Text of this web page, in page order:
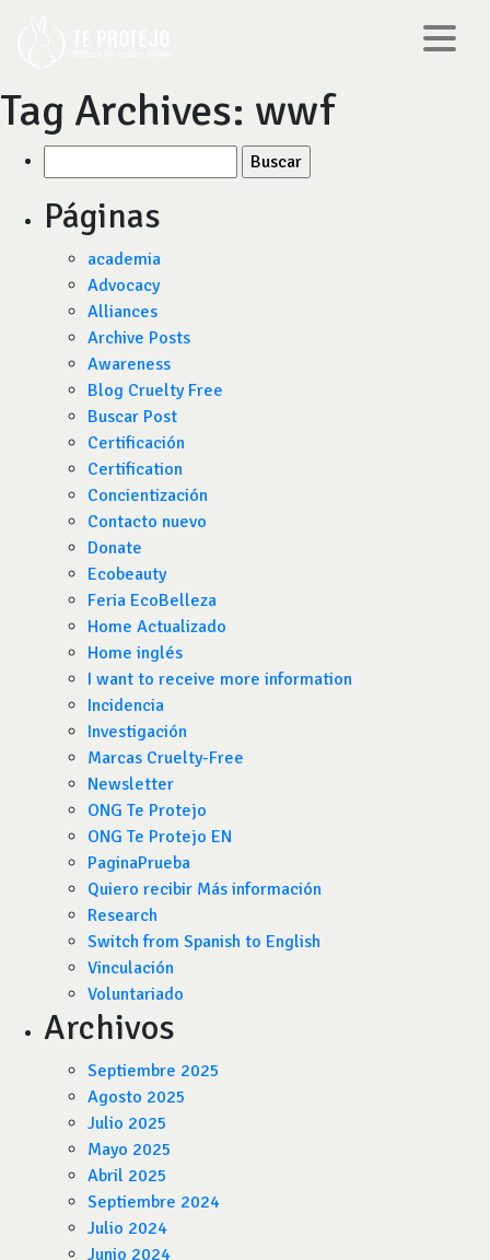
Tag Archives: wwf
por:
Páginas
academia
Advocacy
Alliances
Archive Posts
Awareness
Blog Cruelty Free
Buscar Post
Certificación
Certification
Concientización
Contacto nuevo
Donate
Ecobeauty
Feria EcoBelleza
Home Actualizado
Home inglés
I want to receive more information
Incidencia
Investigación
Marcas Cruelty-Free
Newsletter
ONG Te Protejo
ONG Te Protejo EN
PaginaPrueba
Quiero recibir Más información
Research
Switch from Spanish to English
Vinculación
Voluntariado
Archivos
Septiembre 2025
Agosto 2025
Julio 2025
Mayo 2025
Abril 2025
Septiembre 2024
Julio 2024
Junio 2024